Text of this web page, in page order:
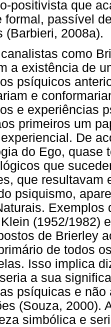
positivista que
formal, passível
(Barbieri, 2008a).
como
a existência de
psíquicos
e
e experiências
primeiros um
De
do Ego, quase
que
que resultavam
psiquismo,
(1952/1982)
de Brierley
de todos
Isso implica
a sua
psíquicas e
(Souza, 2000).
simbólica e